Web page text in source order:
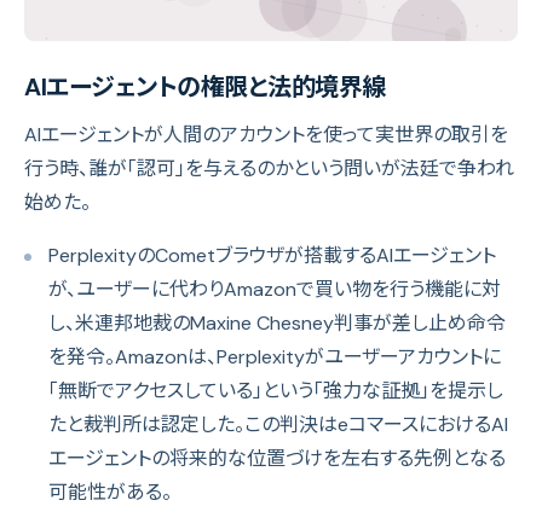
AIエージェントの権限と法的境界線
AIエージェントが人間のアカウントを使って実世界の取引を
行う時、誰が「認可」を与えるのかという問いが法廷で争われ
始めた。
PerplexityのCometブラウザが搭載するAIエージェント
が、ユーザーに代わりAmazonで買い物を行う機能に対
し、米連邦地裁のMaxine Chesney判事が差し止め命令
を発令。Amazonは、Perplexityがユーザーアカウントに
「無断でアクセスしている」という「強力な証拠」を提示し
たと裁判所は認定した。この判決はeコマースにおけるAI
エージェントの将来的な位置づけを左右する先例となる
可能性がある。